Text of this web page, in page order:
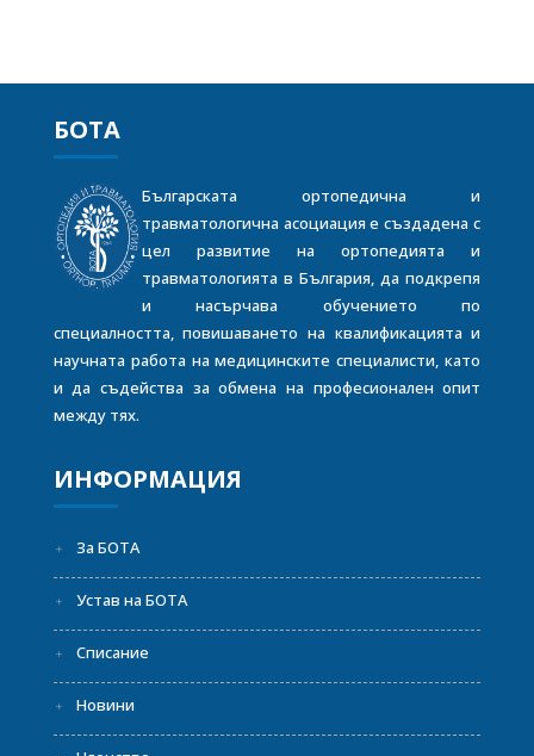
БОТА
Българската ортопедична и
травматологична асоциация е създадена с
цел развитие на ортопедията и
травматологията в България, да подкрепя
и насърчава обучението по
специалността, повишаването на квалификацията и
научната работа на медицинските специалисти, като
и да съдейства за обмена на професионален опит
между тях.
ИНФОРМАЦИЯ
За БОТА
Устав на БОТА
Списание
Новини